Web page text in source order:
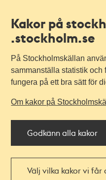
Kakor på
.stockholm.se
På Stockholmskällan
sammanställa statistik och
fungera på ett bra sätt för
Om kakor på
Godkänn alla kakor
Välj vilka kakor vi får